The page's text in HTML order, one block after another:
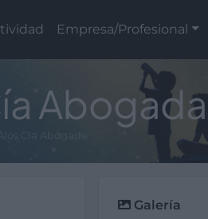
Empresa/Profesional
Abogada
Cía Abogada
Galería